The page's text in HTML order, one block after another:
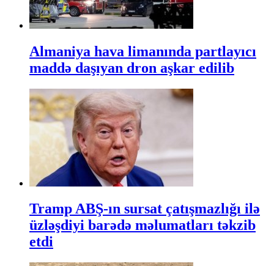
Almaniya hava limanında partlayıcı
maddə daşıyan dron aşkar edilib
Tramp ABŞ-ın sursat çatışmazlığı ilə
üzləşdiyi barədə məlumatları təkzib
etdi